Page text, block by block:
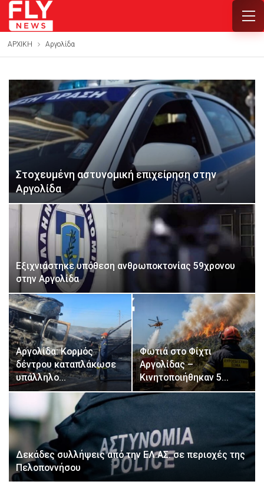
ΑΡΧΙΚΗ Αργολίδα
Στοχευμένη αστυνομική επιχείρηση στην
Αργολίδα
Εξιχνιάστηκε υπόθεση ανθρωποκτονίας 59χρονου
στην Αργολίδα
Αργολίδα: Κορμός
δέντρου καταπλάκωσε
υπάλληλο…
Φωτιά στο Φίχτι
Αργολίδας –
Κινητοποιήθηκαν 5…
Δεκάδες συλλήψεις από την ΕΛ.ΑΣ. σε περιοχές της
Πελοποννήσου